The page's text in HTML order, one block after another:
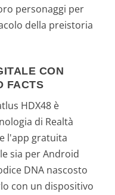
personaggi per
della preistoria
CON
FACTS
HDX48 è
di Realtà
l'app gratuita
sia per Android
DNA nascosto
con un dispositivo